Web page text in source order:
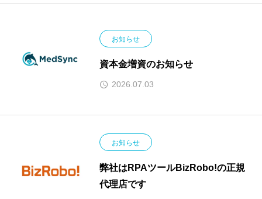
お知らせ
資本金増資のお知らせ
2026.07.03
お知らせ
弊社はRPAツールBizRobo!の正規
代理店です